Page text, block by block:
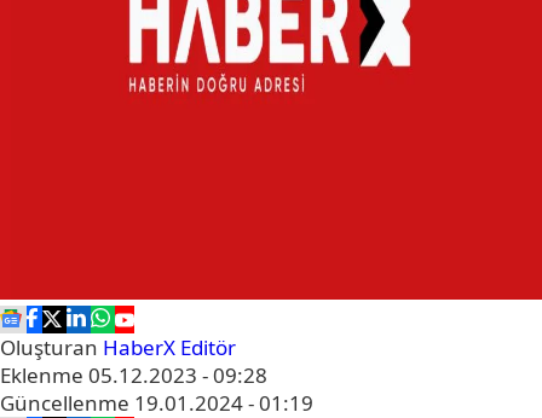
Oluşturan HaberX Editör
Eklenme 05.12.2023 - 09:28
Güncellenme 19.01.2024 - 01:19